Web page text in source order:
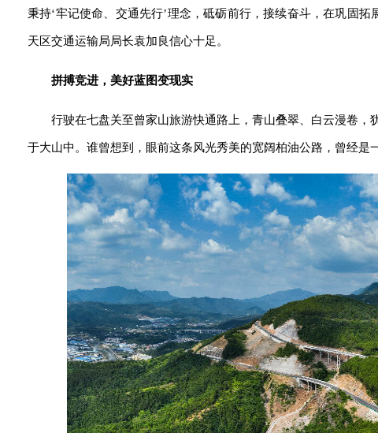
秉持‘牢记使命、交通先行’理念，砥砺前行，接续奋斗，在巩固
天区交通运输局局长袁加良信心十足。
拼搏竞进，美好蓝图变现实
行驶在七盘关至曾家山旅游快通路上，青山叠翠、白云漫卷
于大山中。谁曾想到，眼前这条风光秀美的宽阔柏油公路，曾经是